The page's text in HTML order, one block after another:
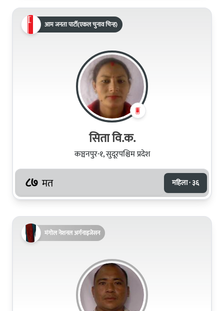
आम जनता पार्टी(एकल चुनाव चिन्ह)
सिता वि.क.
कञ्चनपुर-१, सुदूरपश्चिम प्रदेश
८७ मत महिला · ३६
मंगोल नेशनल अर्गनाइजेसन